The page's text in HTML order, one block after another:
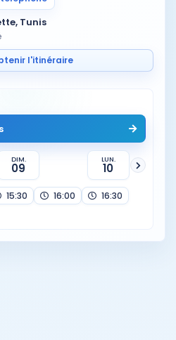
Tunis
l'itinéraire
DIM.
09
LUN.
10
15:30 16:00
16:30